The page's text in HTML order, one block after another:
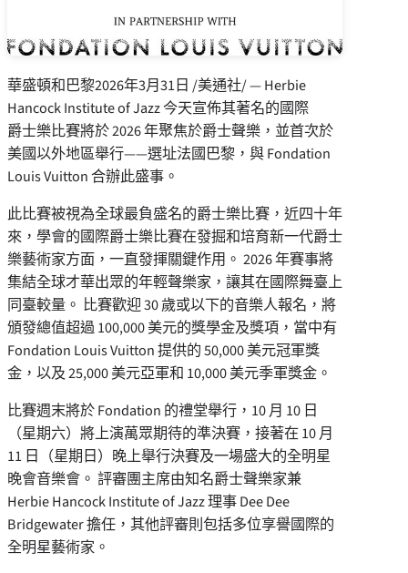
華盛頓和巴黎2026年3月31日 /美通社/ — Herbie
Hancock Institute of Jazz 今天宣佈其著名的國際
爵士樂比賽將於 2026 年聚焦於爵士聲樂，並首次於
美國以外地區舉行——選址法國巴黎，與 Fondation
Louis Vuitton 合辦此盛事。
此比賽被視為全球最負盛名的爵士樂比賽，近四十年
來，學會的國際爵士樂比賽在發掘和培育新一代爵士
樂藝術家方面，一直發揮關鍵作用。 2026 年賽事將
集結全球才華出眾的年輕聲樂家，讓其在國際舞臺上
同臺較量。 比賽歡迎 30 歲或以下的音樂人報名，將
頒發總值超過 100,000 美元的獎學金及獎項，當中有
Fondation Louis Vuitton 提供的 50,000 美元冠軍獎
金，以及 25,000 美元亞軍和 10,000 美元季軍獎金。
比賽週末將於 Fondation 的禮堂舉行，10 月 10 日
（星期六）將上演萬眾期待的準決賽，接著在 10 月
11 日（星期日）晚上舉行決賽及一場盛大的全明星
晚會音樂會。 評審團主席由知名爵士聲樂家兼
Herbie Hancock Institute of Jazz 理事 Dee Dee
Bridgewater 擔任，其他評審則包括多位享譽國際的
全明星藝術家。